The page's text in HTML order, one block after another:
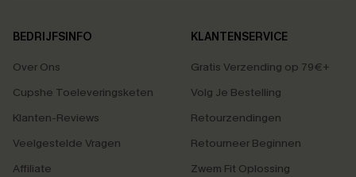
BEDRIJFSINFO
Over Ons
Cupshe Toeleveringsketen
Klanten-Reviews
Veelgestelde Vragen
Affiliate
KLANTENSERVICE
Gratis Verzending op 79€+
Volg Je Bestelling
Retourzendingen
Retourneer Beginnen
Zwem Fit Oplossing